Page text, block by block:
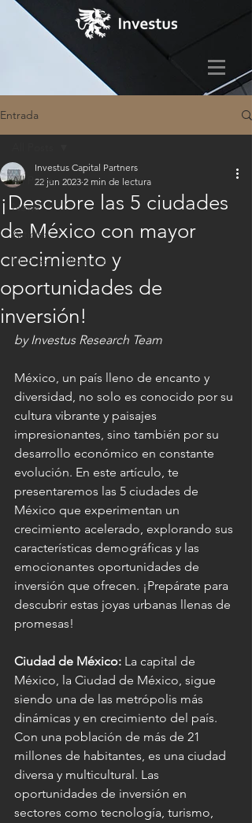
Entrada
All Posts
News
Articles
Market Intelligence
¡Descubre las 5 ciudades
de México con mayor
crecimiento y
oportunidades de
inversión!
Investus Capital Partners
22 jun 2023 2 min de lectura
by Investus Research Team
México, un país lleno de encanto y
diversidad, no solo es conocido por su
cultura vibrante y paisajes
impresionantes, sino también por su
desarrollo económico en constante
evolución. En este artículo, te
presentaremos las 5 ciudades de
México que experimentan un
crecimiento acelerado, explorando sus
características demográficas y las
emocionantes oportunidades de
inversión que ofrecen. ¡Prepárate para
descubrir estas joyas urbanas llenas de
promesas!
Ciudad de México: La capital de
México, la Ciudad de México, sigue
siendo una de las metrópolis más
dinámicas y en crecimiento del país.
Con una población de más de 21
millones de habitantes, es una ciudad
diversa y multicultural. Las
oportunidades de inversión en
sectores como tecnología, turismo,